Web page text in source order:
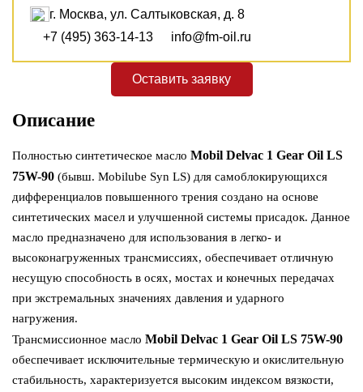
г. Москва, ул. Салтыковская, д. 8
+7 (495) 363-14-13
info@fm-oil.ru
Оставить заявку
Описание
Полностью синтетическое масло Mobil Delvac 1 Gear Oil LS
75W-90 (бывш. Mobilube Syn LS) для самоблокирующихся
дифференциалов повышенного трения создано на основе
синтетических масел и улучшенной системы присадок. Данное
масло предназначено для использования в легко- и
высоконагруженных трансмиссиях, обеспечивает отличную
несущую способность в осях, мостах и конечных передачах
при экстремальных значениях давления и ударного
нагружения.
Трансмиссионное масло Mobil Delvac 1 Gear Oil LS 75W-90
обеспечивает исключительные термическую и окислительную
стабильность, характеризуется высоким индексом вязкости,